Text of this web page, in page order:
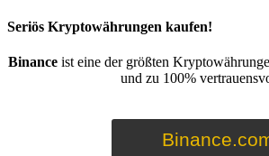
Seriös Kryptowährungen kaufen!
Binance ist eine der größten
und zu 100%